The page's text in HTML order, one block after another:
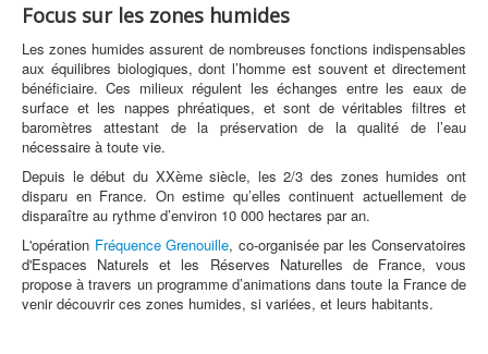
Focus sur les zones humides
Les zones humides assurent de nombreuses fonctions indispensables
aux équilibres biologiques, dont l’homme est souvent et directement
bénéficiaire. Ces milieux régulent les échanges entre les eaux de
surface et les nappes phréatiques, et sont de véritables filtres et
baromètres attestant de la préservation de la qualité de l’eau
nécessaire à toute vie.
Depuis le début du XXème siècle, les 2/3 des zones humides ont
disparu en France. On estime qu’elles continuent actuellement de
disparaître au rythme d’environ 10 000 hectares par an.
L'opération Fréquence Grenouille, co-organisée par les Conservatoires
d'Espaces Naturels et les Réserves Naturelles de France, vous
propose à travers un programme d’animations dans toute la France de
venir découvrir ces zones humides, si variées, et leurs habitants.